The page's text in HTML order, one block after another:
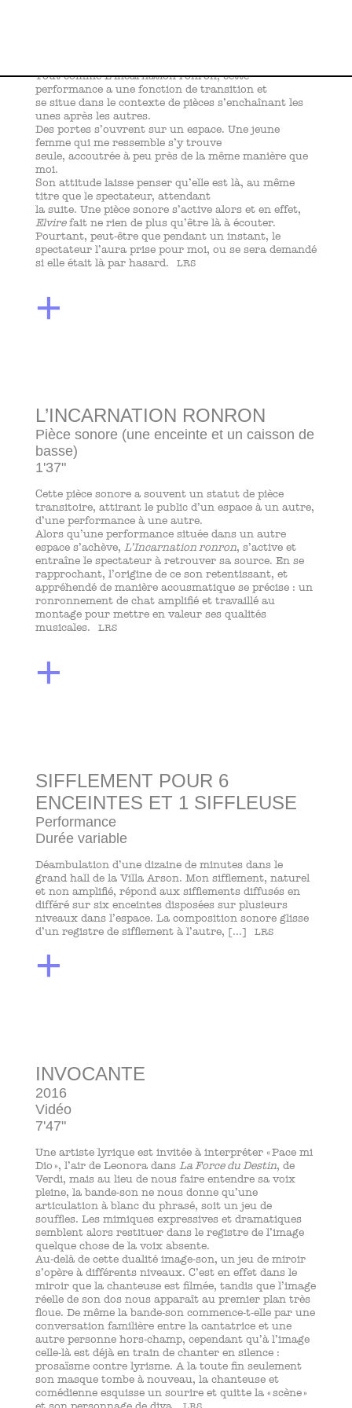
Tout comme L’incarnation ronron, cette
performance a une fonction de transition et
se situe dans le contexte de pièces s’enchaînant les
unes après les autres.
Des portes s’ouvrent sur un espace. Une jeune
femme qui me ressemble s’y trouve
seule, accoutrée à peu près de la même manière que
moi.
Son attitude laisse penser qu’elle est là, au même
titre que le spectateur, attendant
la suite. Une pièce sonore s’active alors et en effet,
Elvirefait ne rien de plus qu’être là à écouter.
Pourtant, peut-être que pendant un instant, le
spectateur l’aura prise pour moi, ou se sera demandé
si elle était là par hasard.
LRS
+
L’INCARNATION RONRON
Pièce sonore (une enceinte et un caisson de
basse)
1'37"
Cette pièce sonore a souvent un statut de pièce
transitoire, attirant le public d’un espace à un autre,
d’une performance à une autre.
Alors qu’une performance située dans un autre
espace s’achève, L’Incarnation ronron, s’active et
entraîne le spectateur à retrouver sa source. En se
rapprochant, l’origine de ce son retentissant, et
appréhendé de manière acousmatique se précise : un
ronronnement de chat amplifié et travaillé au
montage pour mettre en valeur ses qualités
musicales.
LRS
+
SIFFLEMENT POUR 6
ENCEINTES ET 1 SIFFLEUSE
Performance
Durée variable
Déambulation d’une dizaine de minutes dans le
grand hall de la Villa Arson. Mon sifflement, naturel
et non amplifié, répond aux sifflements diffusés en
différé sur six enceintes disposées sur plusieurs
niveaux dans l’espace. La composition sonore glisse
d’un registre de sifflement à l’autre, [...]
LRS
+
INVOCANTE
2016
Vidéo
7'47"
Une artiste lyrique est invitée à interpréter « Pace mi
Dio », l’air de Leonora dans La Force du Destin, de
Verdi, mais au lieu de nous faire entendre sa voix
pleine, la bande-son ne nous donne qu’une
articulation à blanc du phrasé, soit un jeu de
souffles. Les mimiques expressives et dramatiques
semblent alors restituer dans le registre de l’image
quelque chose de la voix absente.
Au-delà de cette dualité image-son, un jeu de miroir
s’opère à différents niveaux. C’est en effet dans le
miroir que la chanteuse est filmée, tandis que l’image
réelle de son dos nous apparaît au premier plan très
floue. De même la bande-son commence-t-elle par une
conversation familière entre la cantatrice et une
autre personne hors-champ, cependant qu’à l’image
celle-là est déjà en train de chanter en silence :
prosaïsme contre lyrisme. A la toute fin seulement
son masque tombe à nouveau, la chanteuse et
comédienne esquisse un sourire et quitte la « scène »